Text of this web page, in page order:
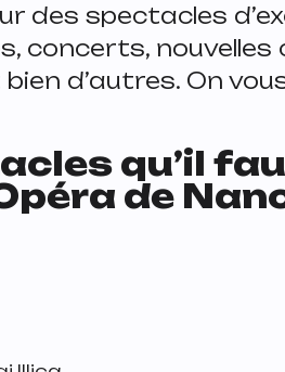
des spectacles
concerts, nouvelles
d’autres. On
qu’il
de